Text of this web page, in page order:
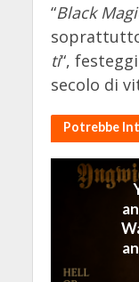
“Black
ti“,
secolo di
Potrebbe